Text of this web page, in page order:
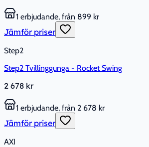
1 erbjudande, från 899 kr
Jämför priser
Step2
Step2 Tvillinggunga - Rocket Swing
2 678 kr
1 erbjudande, från 2 678 kr
Jämför priser
AXI